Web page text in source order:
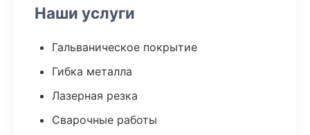
Наши услуги
Гальваническое покрытие
Гибка металла
Лазерная резка
Сварочные работы